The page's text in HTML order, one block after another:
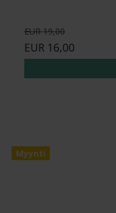
EUR 19,00
EUR 16,00
Myynti